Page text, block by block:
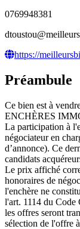
0769948381
https://
Préambule
Ce bien est à
ENCHÈRES
La participation à
négociateur en
d’annonce). Ce
candidats
Le prix affiché
honoraires de
l'enchère ne
l'art. 1114 du Code
les offres seront
sélection de l'offre